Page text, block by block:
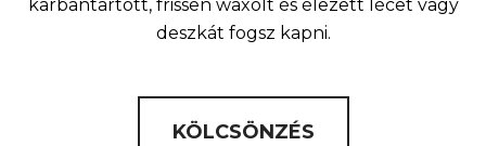
karbantartott, frissen waxolt és élezett lécet vagy
deszkát fogsz kapni.
KÖLCSÖNZÉS